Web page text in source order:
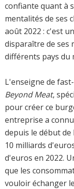
confiante quant à
mentalités de ses
août 2022 : c'est
disparaître de ses
différents pays du
L'enseigne de
Beyond Meat,
pour créer ce
entreprise a
depuis le début
10 milliards
d'euros en 2022.
que les
vouloir échanger